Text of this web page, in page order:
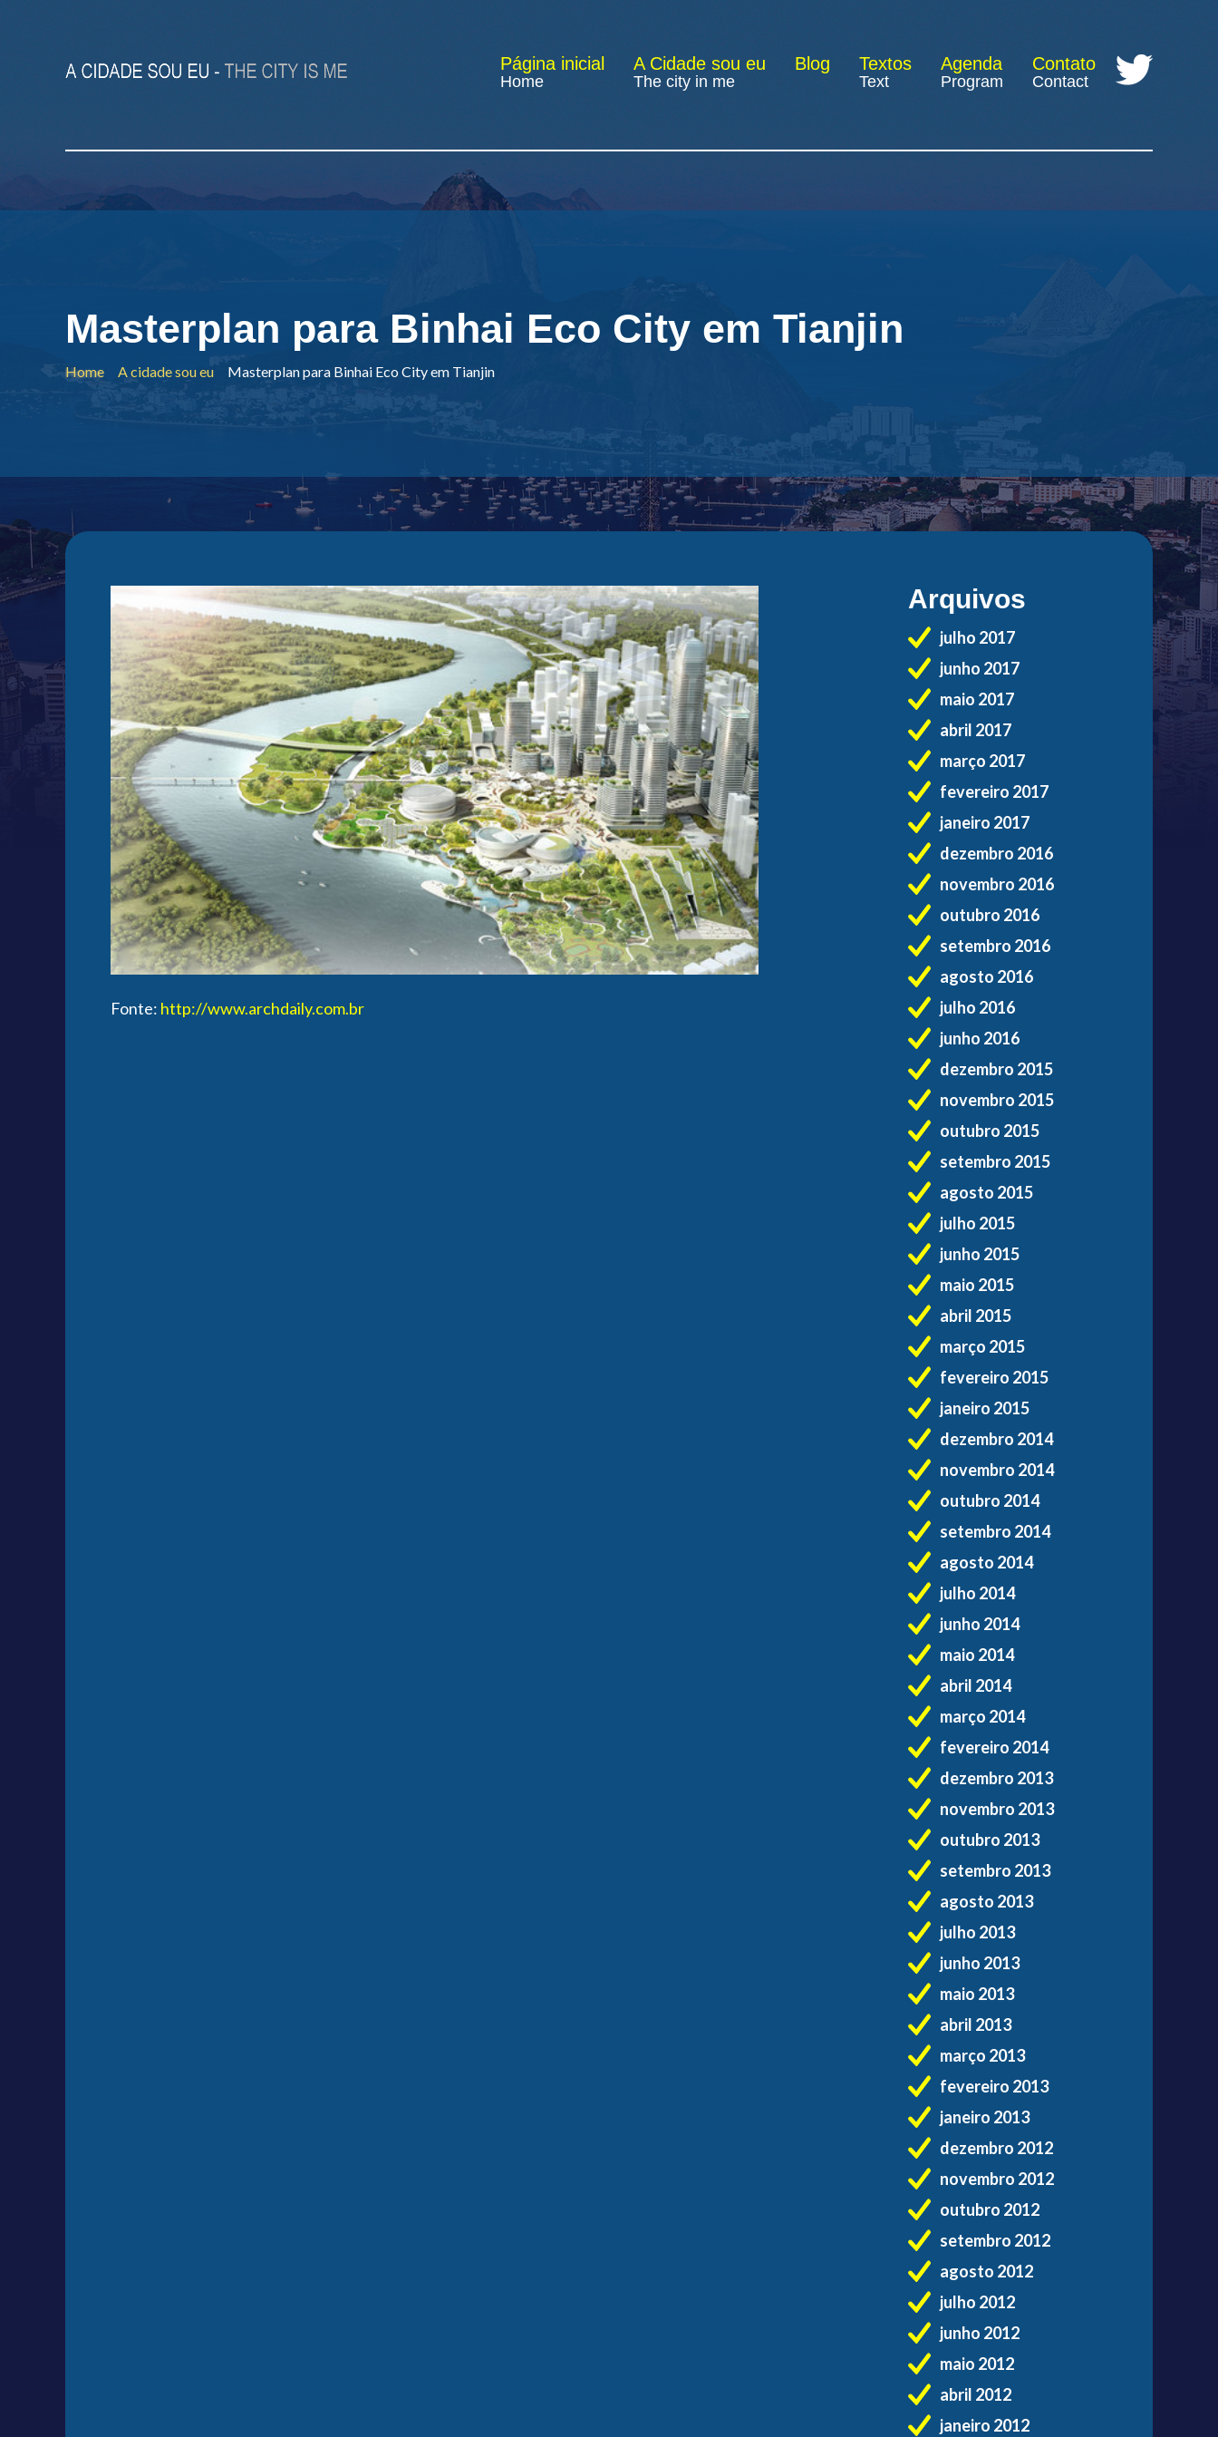
Página inicial
Home
A Cidade sou eu
The city in me
Blog Textos
Text
Agenda
Program
Contato
Contact
Masterplan para Binhai Eco City em Tianjin
Home A cidade sou eu Masterplan para Binhai Eco City em Tianjin
Fonte: http://www.archdaily.com.br
Arquivos
julho 2017
junho 2017
maio 2017
abril 2017
março 2017
fevereiro 2017
janeiro 2017
dezembro 2016
novembro 2016
outubro 2016
setembro 2016
agosto 2016
julho 2016
junho 2016
dezembro 2015
novembro 2015
outubro 2015
setembro 2015
agosto 2015
julho 2015
junho 2015
maio 2015
abril 2015
março 2015
fevereiro 2015
janeiro 2015
dezembro 2014
novembro 2014
outubro 2014
setembro 2014
agosto 2014
julho 2014
junho 2014
maio 2014
abril 2014
março 2014
fevereiro 2014
dezembro 2013
novembro 2013
outubro 2013
setembro 2013
agosto 2013
julho 2013
junho 2013
maio 2013
abril 2013
março 2013
fevereiro 2013
janeiro 2013
dezembro 2012
novembro 2012
outubro 2012
setembro 2012
agosto 2012
julho 2012
junho 2012
maio 2012
abril 2012
janeiro 2012